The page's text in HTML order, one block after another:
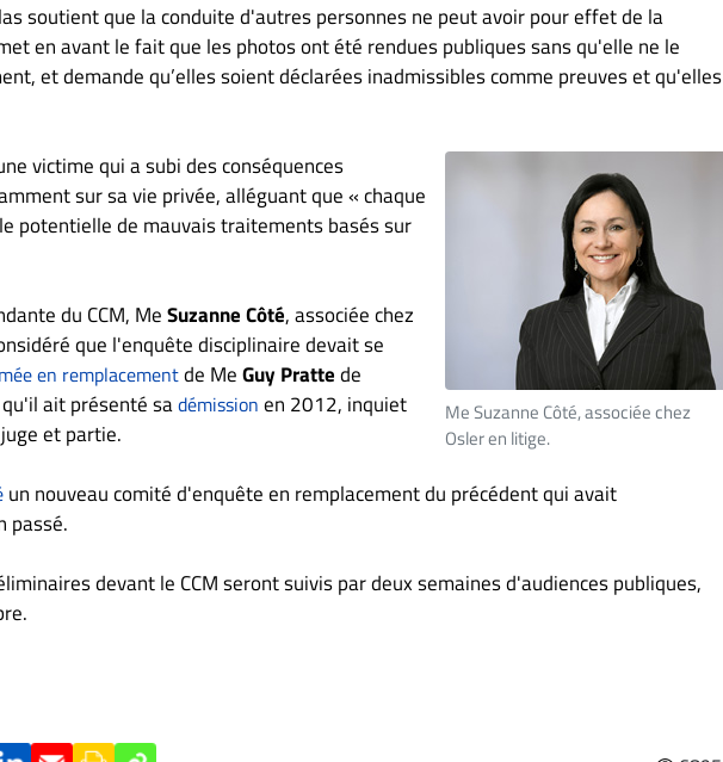
soutient que la conduite d'autres personnes ne peut avoir pour effet de la
en avant le fait que les photos ont été rendues publiques sans qu'elle ne le
et demande qu’elles soient déclarées inadmissibles comme preuves et qu'elles
Me Suzanne Côté, associée chez
Osler en litige.
victime qui a subi des conséquences
sur sa vie privée, alléguant que « chaque
potentielle de mauvais traitements basés sur
du CCM, MeSuzanne Côté, associée chez
que l'enquête disciplinaire devait se
en remplacementde MeGuy Prattede
ait présenté sadémission en 2012, inquiet
et partie.
un nouveau comité d'enquête en remplacement du précédent qui avait
passé.
devant le CCM seront suivis par deux semaines d'audiences publiques,